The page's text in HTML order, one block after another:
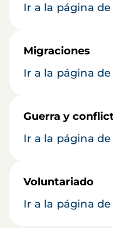
Ir a la página
Migraciones
Ir a la página
Guerra y
Ir a la página
Voluntariado
Ir a la página